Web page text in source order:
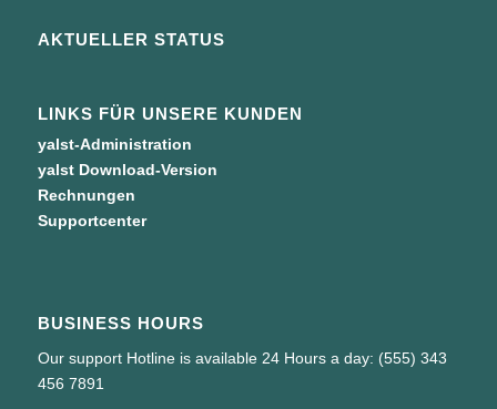
AKTUELLER STATUS
LINKS FÜR UNSERE KUNDEN
yalst-Administration
yalst Download-Version
Rechnungen
Supportcenter
BUSINESS HOURS
Our support Hotline is available 24 Hours a day: (555) 343
456 7891